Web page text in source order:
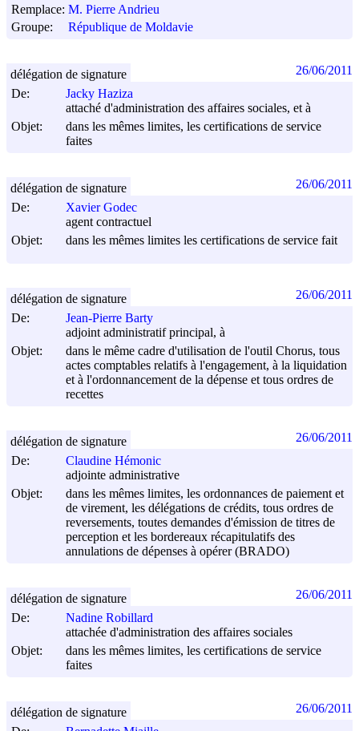
Remplace: M. Pierre Andrieu
Groupe:
République de Moldavie
De:
Jacky Haziza
attaché d'administration des affaires sociales, et à
Objet:
dans les mêmes limites, les certifications de service
faites
délégation de signature 26/06/2011
De:
Xavier Godec
agent contractuel
Objet:
dans les mêmes limites les certifications de service fait
délégation de signature 26/06/2011
De:
Jean-Pierre Barty
adjoint administratif principal, à
Objet:
dans le même cadre d'utilisation de l'outil Chorus, tous
actes comptables relatifs à l'engagement, à la liquidation
et à l'ordonnancement de la dépense et tous ordres de
recettes
délégation de signature 26/06/2011
De:
Claudine Hémonic
adjointe administrative
Objet:
dans les mêmes limites, les ordonnances de paiement et
de virement, les délégations de crédits, tous ordres de
reversements, toutes demandes d'émission de titres de
perception et les bordereaux récapitulatifs des
annulations de dépenses à opérer (BRADO)
délégation de signature 26/06/2011
De:
Nadine Robillard
attachée d'administration des affaires sociales
Objet:
dans les mêmes limites, les certifications de service
faites
délégation de signature 26/06/2011
délégation de signature 26/06/2011